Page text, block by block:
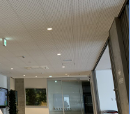
社は本方針に則って
に基づく個人情報の保
ついて